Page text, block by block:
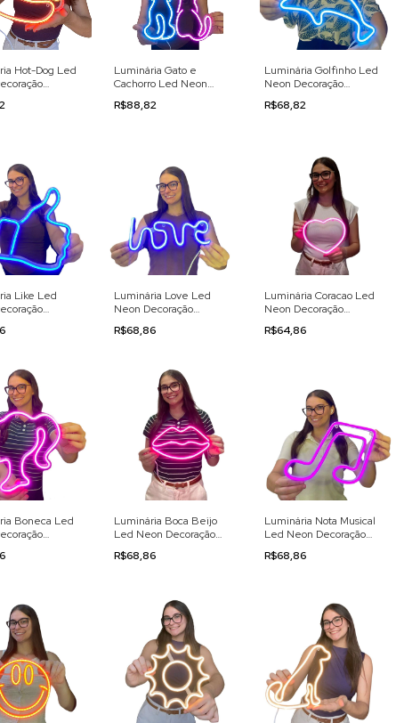
Hot-Dog Led
Luminária Gato e
Cachorro Led Neon
R$88,82
Luminária Golfinho Led
Neon Decoração
R$68,82
Like Led
Luminária Love Led
Neon Decoração
R$68,86
Luminária Coracao Led
Neon Decoração
R$64,86
Boneca Led
Luminária Boca Beijo
Led Neon Decoração
R$68,86
Luminária Nota Musical
Led Neon Decoração
R$68,86